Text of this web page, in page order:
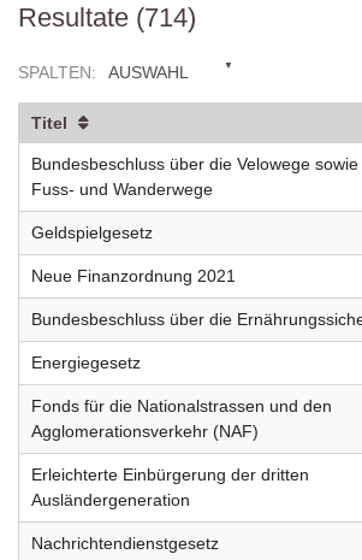
Resultate (714)
SPALTEN: AUSWAHL
Titel
Bundesbeschluss über die Velowege sowie
Fuss- und Wanderwege
Geldspielgesetz
Neue Finanzordnung 2021
Bundesbeschluss über die
Energiegesetz
Fonds für die Nationalstrassen und den
Agglomerationsverkehr (NAF)
Erleichterte Einbürgerung der dritten
Ausländergeneration
Nachrichtendienstgesetz